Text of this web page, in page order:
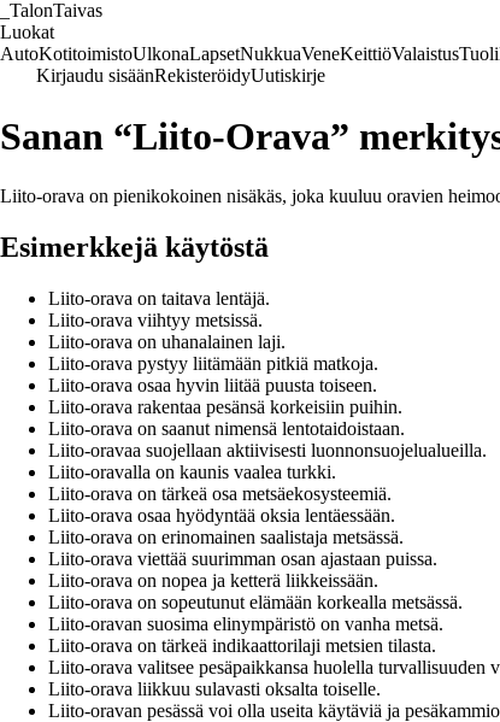
TalonTaivas
Luokat
AutoKotitoimistoUlkonaLapsetNukkuaVeneKeittiöValaistusTuoli
Kirjaudu sisäänRekisteröidyUutiskirje
Sanan “Liito-Orava”
Liito-orava on pienikokoinen nisäkäs, joka kuuluu oravien
Esimerkkejä käytöstä
Liito-orava on taitava lentäjä.
Liito-orava viihtyy metsissä.
Liito-orava on uhanalainen laji.
Liito-orava pystyy liitämään pitkiä matkoja.
Liito-orava osaa hyvin liitää puusta toiseen.
Liito-orava rakentaa pesänsä korkeisiin puihin.
Liito-orava on saanut nimensä lentotaidoistaan.
Liito-oravaa suojellaan aktiivisesti luonnonsuojelualueilla.
Liito-oravalla on kaunis vaalea turkki.
Liito-orava on tärkeä osa metsäekosysteemiä.
Liito-orava osaa hyödyntää oksia lentäessään.
Liito-orava on erinomainen saalistaja metsässä.
Liito-orava viettää suurimman osan ajastaan puissa.
Liito-orava on nopea ja ketterä liikkeissään.
Liito-orava on sopeutunut elämään korkealla metsässä.
Liito-oravan suosima elinympäristö on vanha metsä.
Liito-orava on tärkeä indikaattorilaji metsien tilasta.
Liito-orava valitsee pesäpaikkansa huolella turvallisuuden
Liito-orava liikkuu sulavasti oksalta toiselle.
Liito-oravan pesässä voi olla useita käytäviä ja